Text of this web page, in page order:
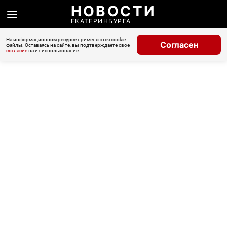
НОВОСТИ
ЕКАТЕРИНБУРГА
На информационном ресурсе применяются cookie-
файлы. Оставаясь на сайте, вы подтверждаете свое
согласиена их использование.
Согласен